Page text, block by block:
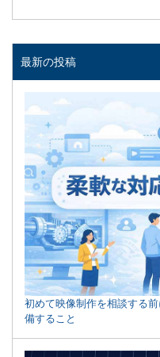
最新の投稿
初めて映像制作を相談する
備すること